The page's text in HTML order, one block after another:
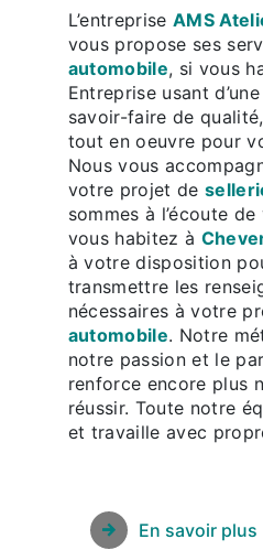
L’entreprise AMS
vous propose ses
automobile, si vous
Entreprise usant
savoir-faire de
tout en oeuvre pour
Nous vous
votre projet de
sommes à l’écoute
vous habitez à
à votre disposition
transmettre les
nécessaires à votre
automobile. Notre
notre passion et le
renforce encore plus
réussir. Toute notre
et travaille avec
En savoir plus